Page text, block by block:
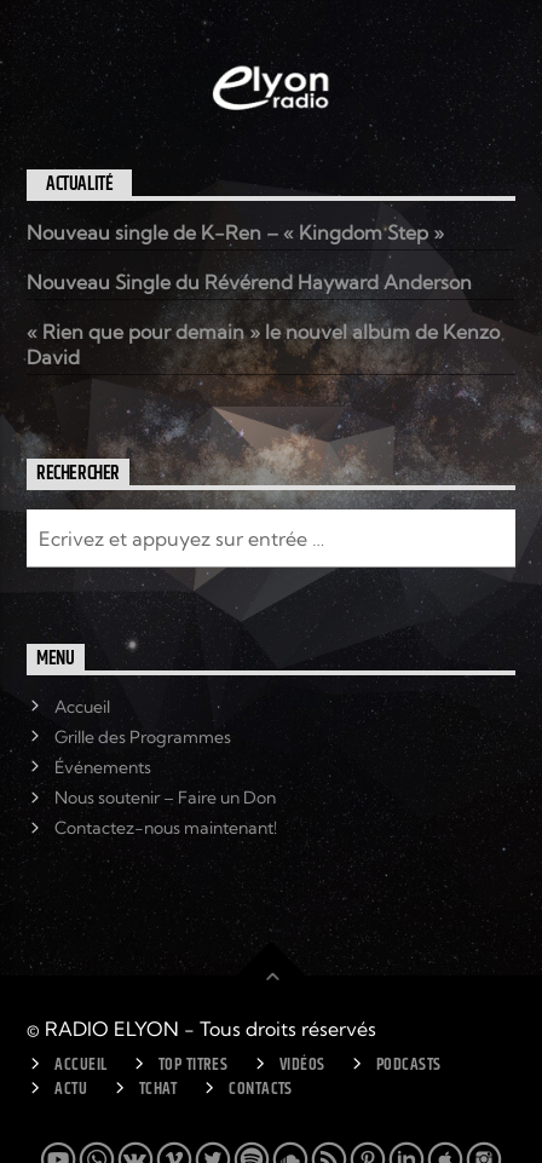
ACTUALITÉ
Nouveau single de K-Ren – « Kingdom Step »
Nouveau Single du Révérend Hayward Anderson
« Rien que pour demain » le nouvel album de Kenzo
David
RECHERCHER
MENU
Accueil
Grille des Programmes
Événements
Nous soutenir – Faire un Don
Contactez-nous maintenant!
© RADIO ELYON - Tous droits réservés
ACCUEIL TOP TITRES VIDÉOS
PODCASTS
ACTU
TCHAT CONTACTS